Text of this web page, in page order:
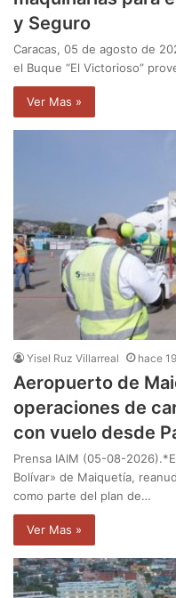
y Seguro
Caracas, 05 de agosto de
el Buque “El Victorioso”
Ver Mas »
Yisel Ruz Villarreal hace
Aeropuerto de
operaciones de
con vuelo desde
Prensa IAIM (05-08-
Bolívar» de Maiquetía,
como parte del plan de…
Ver Mas »